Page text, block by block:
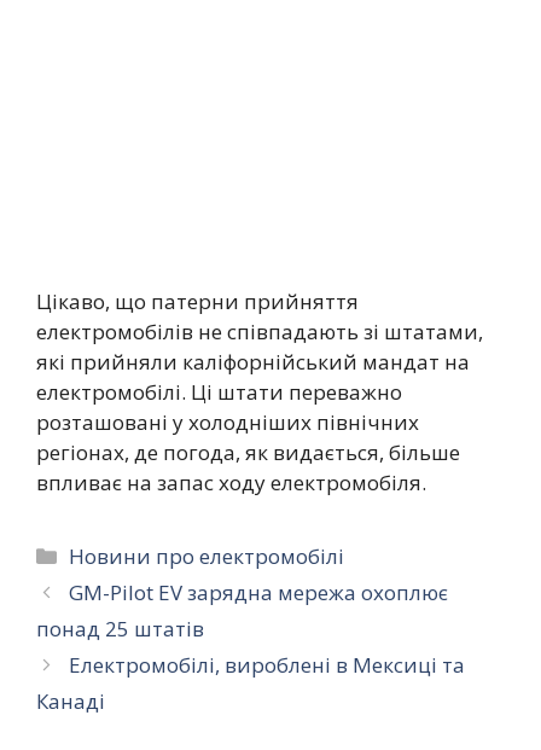
Цікаво, що патерни прийняття
електромобілів не співпадають зі штатами,
які прийняли каліфорнійський мандат на
електромобілі. Ці штати переважно
розташовані у холодніших північних
регіонах, де погода, як видається, більше
впливає на запас ходу електромобіля.
Категорії
Новини про електромобілі
GM-Pilot EV зарядна мережа охоплює
понад 25 штатів
Електромобілі, вироблені в Мексиці та
Канаді